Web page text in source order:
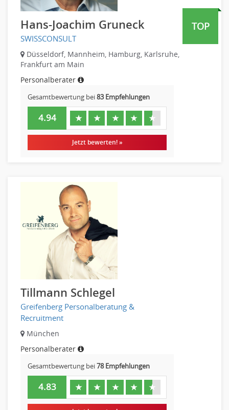
TOP
Hans-Joachim Gruneck
SWISSCONSULT
Düsseldorf, Mannheim, Hamburg, Karlsruhe,
Frankfurt am Main
Personalberater
Gesamtbewertung bei83 Empfehlungen
4.94 ★ ★ ★ ★ ★
Jetzt bewerten! »
Tillmann Schlegel
Greifenberg Personalberatung &
Recruitment
München
Personalberater
Gesamtbewertung bei78 Empfehlungen
4.83 ★ ★ ★ ★ ★